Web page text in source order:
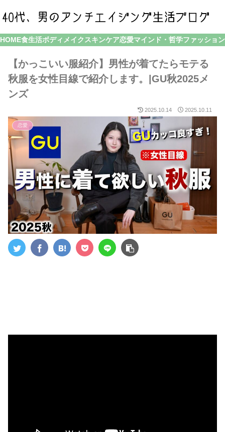
HOME食生活ボディメイク スキンケア恋愛マインド・哲学ファッション
【かっこいい服紹介】男性が着てたらモテる
秋服を女性目線で紹介します。|GU秋2025メ
ンズ
2025.10.14 2025.10.11
恋愛